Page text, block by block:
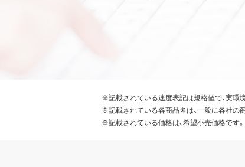
※記載されている速度表記は規格値で、実環
※記載されている各商品名は、一般に各社の
※記載されている価格は、希望小売価格です。